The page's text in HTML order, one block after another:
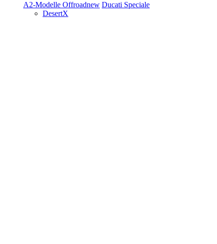
A2-Modelle Offroadnew Ducati Speciale
DesertX